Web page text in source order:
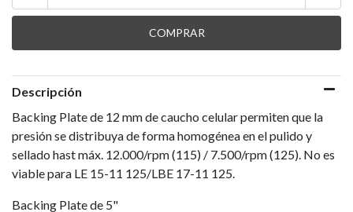
Descripción
Backing Plate de 12 mm de caucho celular permiten que la
presión se distribuya de forma homogénea en el pulido y
sellado hast máx. 12.000/rpm (115) / 7.500/rpm (125). No es
viable para LE 15-11 125/LBE 17-11 125.
Backing Plate de 5"